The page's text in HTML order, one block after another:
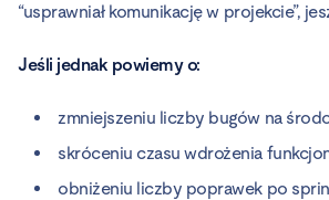
“usprawniał komunikację w projekcie”,
Jeśli jednak powiemy o:
zmniejszeniu liczby bugów na
skróceniu czasu wdrożenia
obniżeniu liczby poprawek po